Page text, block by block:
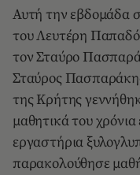
Αυτή την εβδομάδα
του Λευτέρη
τον Σταύρο
Σταύρος
της Κρήτης
μαθητικά του
εργαστήρια
παρακολούθησε